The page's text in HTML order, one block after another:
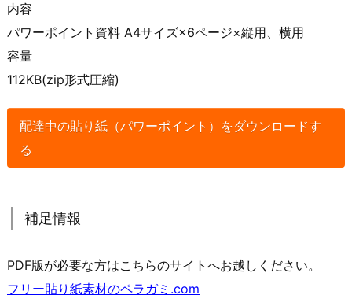
内容
パワーポイント資料 A4サイズ×6ページ×縦用、横用
容量
112KB(zip形式圧縮)
配達中の貼り紙（パワーポイント）をダウンロードす
る
補足情報
PDF版が必要な方はこちらのサイトへお越しください。
フリー貼り紙素材のペラガミ.com